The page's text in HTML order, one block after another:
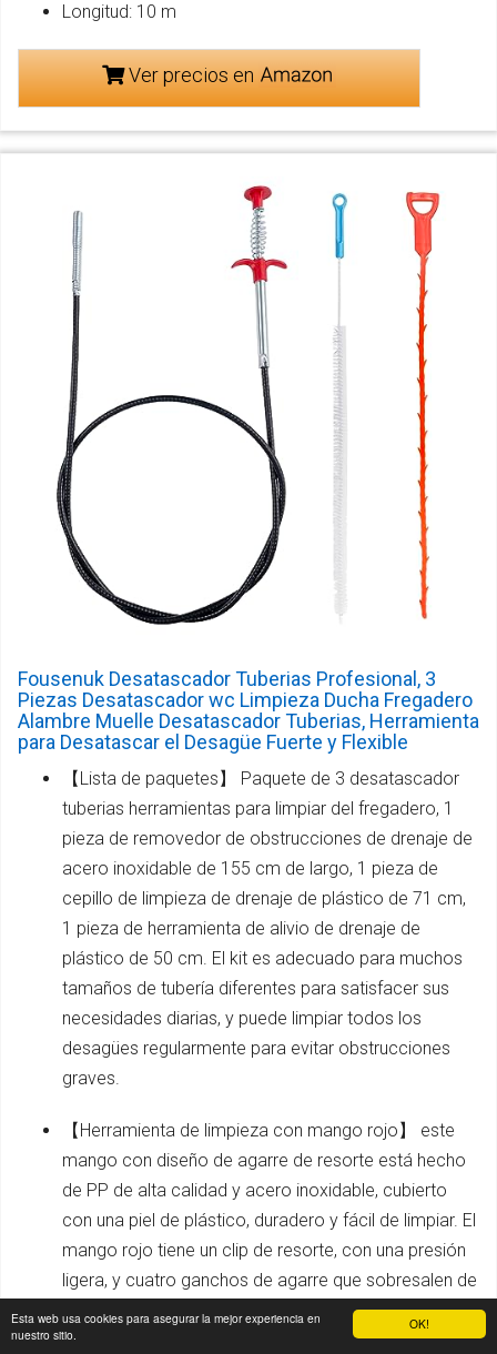
OK!
Esta web usa cookies para asegurar la mejor experiencia en
nuestro sitio.
Longitud: 10 m
Ver precios en
Fousenuk Desatascador Tuberias Profesional, 3
Piezas Desatascador wc Limpieza Ducha Fregadero
Alambre Muelle Desatascador Tuberias, Herramienta
para Desatascar el Desagüe Fuerte y Flexible
【Lista de paquetes】 Paquete de 3 desatascador
tuberias herramientas para limpiar del fregadero, 1
pieza de removedor de obstrucciones de drenaje de
acero inoxidable de 155 cm de largo, 1 pieza de
cepillo de limpieza de drenaje de plástico de 71 cm,
1 pieza de herramienta de alivio de drenaje de
plástico de 50 cm. El kit es adecuado para muchos
tamaños de tubería diferentes para satisfacer sus
necesidades diarias, y puede limpiar todos los
desagües regularmente para evitar obstrucciones
graves.
【Herramienta de limpieza con mango rojo】 este
mango con diseño de agarre de resorte está hecho
de PP de alta calidad y acero inoxidable, cubierto
con una piel de plástico, duradero y fácil de limpiar. El
mango rojo tiene un clip de resorte, con una presión
ligera, y cuatro ganchos de agarre que sobresalen de
la parte inferior, que pueden agarrar rápidamente el
cabello y los desechos sólidos en la alcantarilla,